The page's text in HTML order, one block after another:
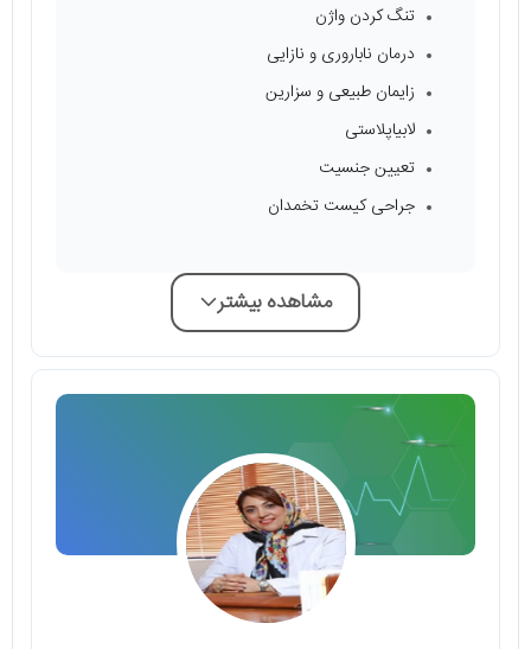
تنگ کردن واژن
درمان ناباروری و نازایی
زایمان طبیعی و سزارین
لابیاپلاستی
تعیین جنسیت
جراحی کیست تخمدان
مشاهده بیشتر